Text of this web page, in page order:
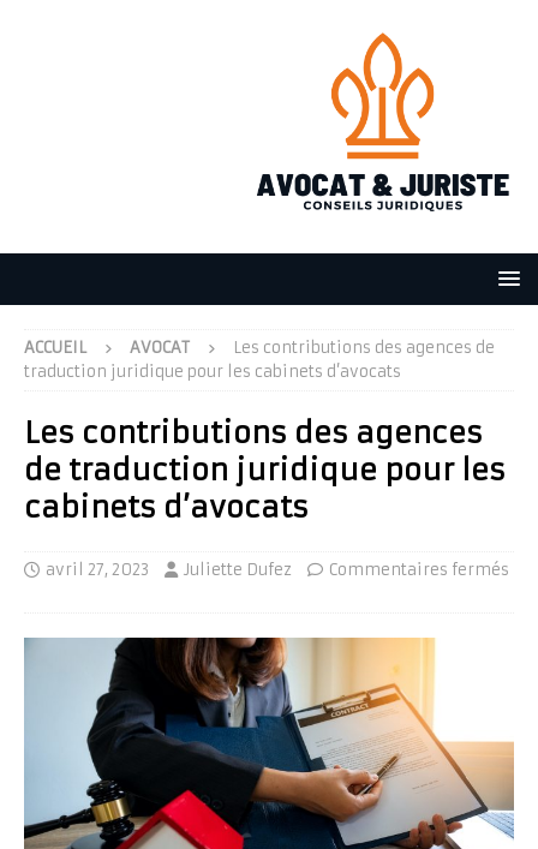
ACCUEIL AVOCAT
Les contributions des agences de
traduction juridique pour les cabinets d’avocats
Les contributions des agences
de traduction juridique pour les
cabinets d’avocats
avril 27, 2023 Juliette Dufez Commentaires fermés